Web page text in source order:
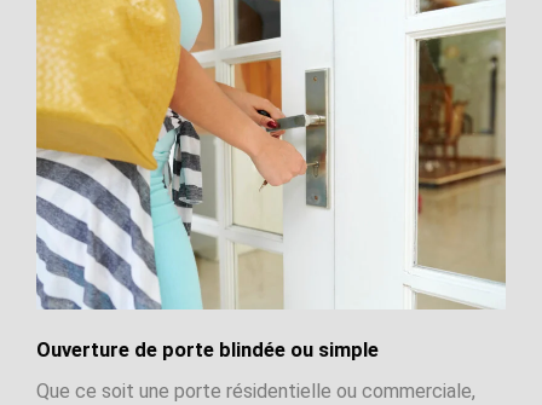
Ouverture de porte blindée ou simple
Que ce soit une porte résidentielle ou commerciale,